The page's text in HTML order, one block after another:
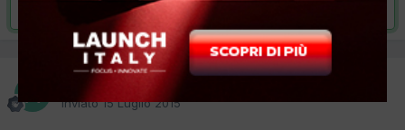
Risolta da najo76,
najo76
Inviato15 Luglio 2015